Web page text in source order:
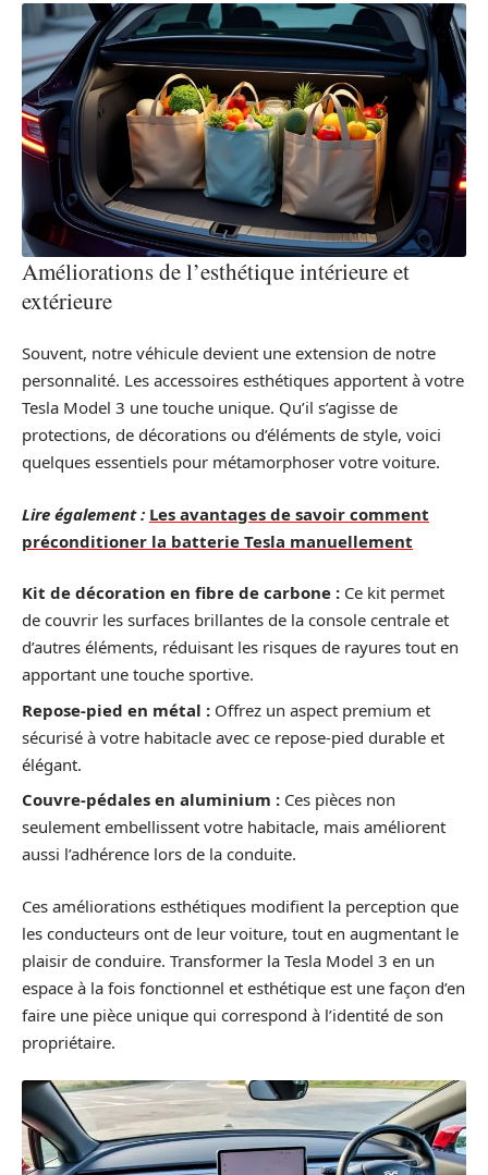
Améliorations de l’esthétique intérieure et
extérieure
Souvent, notre véhicule devient une extension de notre
personnalité. Les accessoires esthétiques apportent à votre
Tesla Model 3 une touche unique. Qu’il s’agisse de
protections, de décorations ou d’éléments de style, voici
quelques essentiels pour métamorphoser votre voiture.
Lire également : Les avantages de savoir comment
préconditioner la batterie Tesla manuellement
Kit de décoration en fibre de carbone : Ce kit permet
de couvrir les surfaces brillantes de la console centrale et
d’autres éléments, réduisant les risques de rayures tout en
apportant une touche sportive.
Repose-pied en métal : Offrez un aspect premium et
sécurisé à votre habitacle avec ce repose-pied durable et
élégant.
Couvre-pédales en aluminium : Ces pièces non
seulement embellissent votre habitacle, mais améliorent
aussi l’adhérence lors de la conduite.
Ces améliorations esthétiques modifient la perception que
les conducteurs ont de leur voiture, tout en augmentant le
plaisir de conduire. Transformer la Tesla Model 3 en un
espace à la fois fonctionnel et esthétique est une façon d’en
faire une pièce unique qui correspond à l’identité de son
propriétaire.